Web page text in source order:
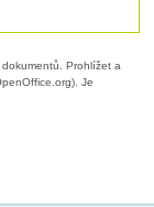
Prohlížet a
Je